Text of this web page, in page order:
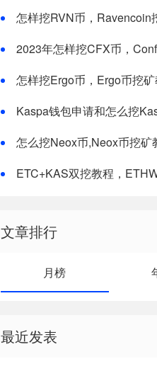
怎样挖RVN币，Ravencoin
2023年怎样挖CFX币，
怎样挖Ergo币，Ergo币挖
Kaspa钱包申请和怎么挖
怎么挖Neox币,Neox币挖矿
ETC+KAS双挖教程，
文章排行
月榜
最近发表